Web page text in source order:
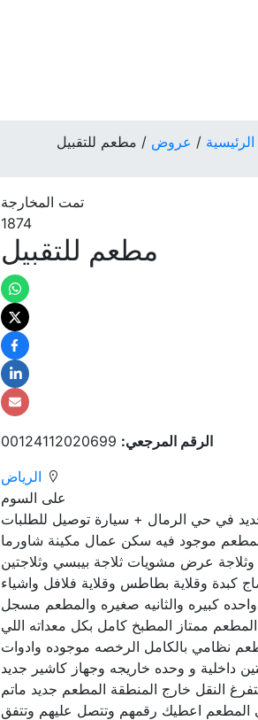
الرئيسية / عروض / مطعم للتقبيل
تمت المخارجة
مطعم للتقبيل
الرقم المرجعي:
الرياض
على السوم
في حي الرمال + سيارة توصيل للطلبات
64 م ايجار العقار 15 الف كل 6 شهور المطعم موجود فيه سكن عمال مكينة شاورما
عرض مشويات ثلاجة بيبسي وثلاجتين
كبدة وقلاية بطاطس وقلاية فلافل واشياء
كبيره والثانيه صغيره والمطعم مسجل
ممتاز المطبخ كامل بكل معداته اللي
المطعم وتجيب عمال وتشغله والسيارة فورد 2002 المطعم نظامي بالكامل الرخصه موجوده وادوات
داخلية و وحده خاريجه وجهاز كاشير جديد
النقل خارج المنطقة المطعم جديد ماتم
المطعم اعطيك رقمهم وتتصل عليهم وتتفق